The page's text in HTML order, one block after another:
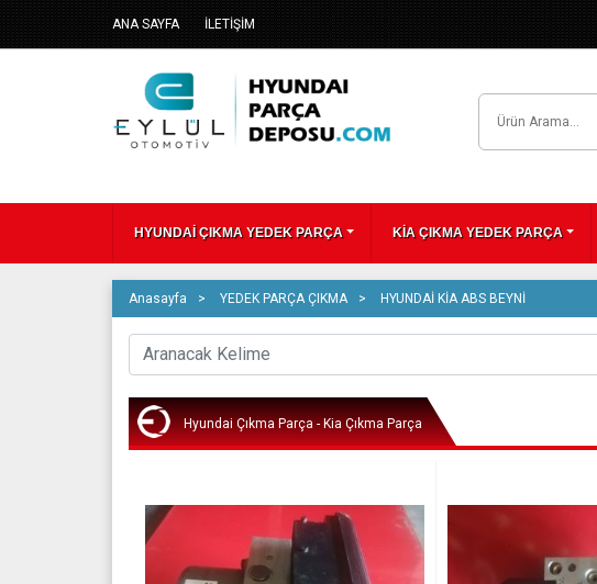
ANA SAYFA İLETİŞİM
HYUNDAİ ÇIKMA YEDEK PARÇA KİA ÇIKMA YEDEK PARÇA
Anasayfa YEDEK PARÇA ÇIKMA HYUNDAİ KİA ABS BEYNİ
Hyundai Çıkma Parça - Kia Çıkma Parça